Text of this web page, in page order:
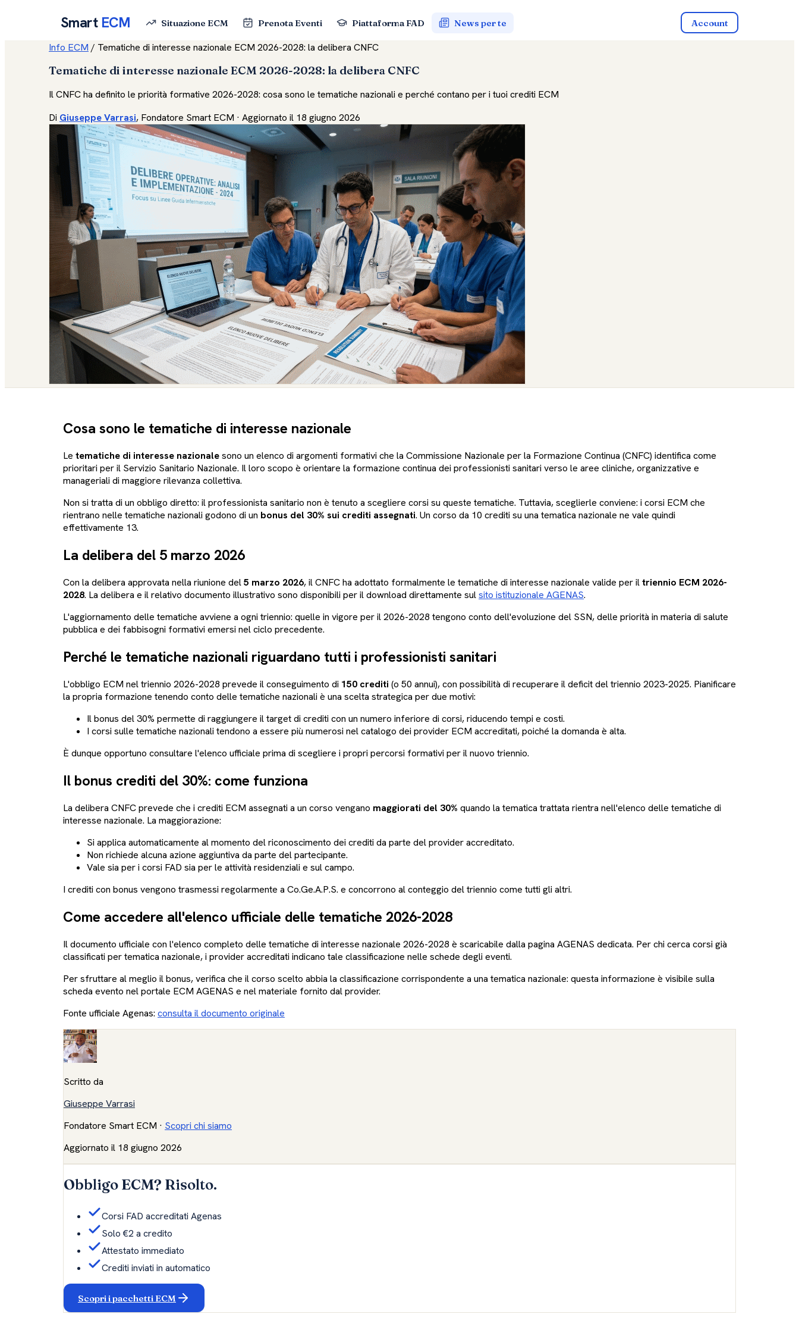
Smart ECM Situazione ECM Prenota Eventi Piattaforma FAD News per te Account
Info ECM / Tematiche di interesse nazionale ECM 2026-2028: la delibera CNFC
Tematiche di interesse nazionale ECM 2026-2028: la delibera CNFC
Il CNFC ha definito le priorità formative 2026-2028: cosa sono le tematiche nazionali e perché contano per i tuoi crediti ECM
Di Giuseppe Varrasi, Fondatore Smart ECM · Aggiornato il 18 giugno 2026
Cosa sono le tematiche di interesse nazionale
Le tematiche di interesse nazionalesono un elenco di argomenti formativi che la Commissione Nazionale per la Formazione Continua (CNFC) identifica come
prioritari per il Servizio Sanitario Nazionale. Il loro scopo è orientare la formazione continua dei professionisti sanitari verso le aree cliniche, organizzative e
manageriali di maggiore rilevanza collettiva.
Non si tratta di un obbligo diretto: il professionista sanitario non è tenuto a scegliere corsi su queste tematiche. Tuttavia, sceglierle conviene: i corsi ECM che
rientrano nelle tematiche nazionali godono di un bonus del 30% sui crediti assegnati. Un corso da 10 crediti su una tematica nazionale ne vale quindi
effettivamente 13.
La delibera del 5 marzo 2026
Con la delibera approvata nella riunione del5 marzo 2026, il CNFC ha adottato formalmente le tematiche di interesse nazionale valide per iltriennio ECM 2026-
2028. La delibera e il relativo documento illustrativo sono disponibili per il download direttamente sulsito istituzionale AGENAS.
L'aggiornamento delle tematiche avviene a ogni triennio: quelle in vigore per il 2026-2028 tengono conto dell'evoluzione del SSN, delle priorità in materia di salute
pubblica e dei fabbisogni formativi emersi nel ciclo precedente.
Perché le tematiche nazionali riguardano tutti i professionisti sanitari
L'obbligo ECM nel triennio 2026-2028 prevede il conseguimento di 150 crediti (o 50 annui), con possibilità di recuperare il deficit del triennio 2023-2025. Pianificare
la propria formazione tenendo conto delle tematiche nazionali è una scelta strategica per due motivi:
Il bonus del 30% permette di raggiungere il target di crediti con un numero inferiore di corsi, riducendo tempi e costi.
I corsi sulle tematiche nazionali tendono a essere più numerosi nel catalogo dei provider ECM accreditati, poiché la domanda è alta.
È dunque opportuno consultare l'elenco ufficiale prima di scegliere i propri percorsi formativi per il nuovo triennio.
Il bonus crediti del 30%: come funziona
La delibera CNFC prevede che i crediti ECM assegnati a un corso vengano maggiorati del 30% quando la tematica trattata rientra nell'elenco delle tematiche di
interesse nazionale. La maggiorazione:
Si applica automaticamente al momento del riconoscimento dei crediti da parte del provider accreditato.
Non richiede alcuna azione aggiuntiva da parte del partecipante.
Vale sia per i corsi FAD sia per le attività residenziali e sul campo.
I crediti con bonus vengono trasmessi regolarmente a Co.Ge.A.P.S. e concorrono al conteggio del triennio come tutti gli altri.
Come accedere all'elenco ufficiale delle tematiche 2026-2028
Il documento ufficiale con l'elenco completo delle tematiche di interesse nazionale 2026-2028 è scaricabile dalla pagina AGENAS dedicata. Per chi cerca corsi già
classificati per tematica nazionale, i provider accreditati indicano tale classificazione nelle schede degli eventi.
Per sfruttare al meglio il bonus, verifica che il corso scelto abbia la classificazione corrispondente a una tematica nazionale: questa informazione è visibile sulla
scheda evento nel portale ECM AGENAS e nel materiale fornito dal provider.
Fonte ufficiale Agenas: consulta il documento originale
Scritto da
Giuseppe Varrasi
Fondatore Smart ECM · Scopri chi siamo
Aggiornato il 18 giugno 2026
Obbligo ECM? Risolto.
Corsi FAD accreditati Agenas
Solo €2 a credito
Attestato immediato
Crediti inviati in automatico
Scopri i pacchetti ECM